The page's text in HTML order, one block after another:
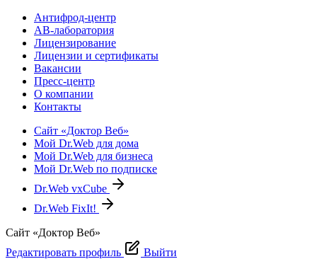
Антифрод-центр
АВ-лаборатория
Лицензирование
Лицензии и сертификаты
Вакансии
Пресс-центр
О компании
Контакты
Сайт «Доктор Веб»
Мой Dr.Web для дома
Мой Dr.Web для бизнеса
Мой Dr.Web по подписке
Dr.Web vxCube
Dr.Web FixIt!
Сайт «Доктор Веб»
Редактировать профиль
Выйти